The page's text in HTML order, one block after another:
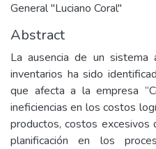
General "Luciano Coral"
Abstract
La ausencia de un sistema
inventarios ha sido
que afecta a la empresa
ineficiencias en los costos
productos, costos excesivos
planificación en los